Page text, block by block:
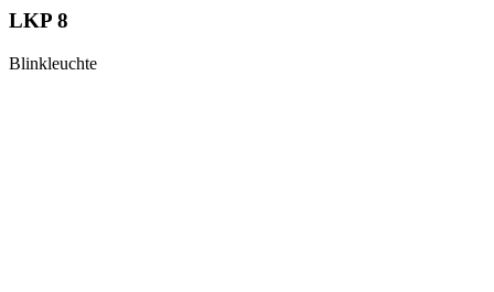
LKP 8
Blinkleuchte